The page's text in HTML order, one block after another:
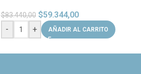
$83.440,00 $59.344,00
-
+ AÑADIR AL CARRITO